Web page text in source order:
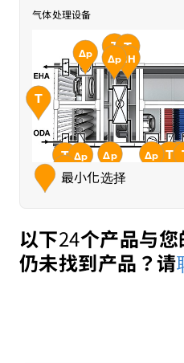
T T
基于ETA和ODA之间温差（
或焓差（Δh）的ERS逆流
Δp RH
通过EHA温度计算霜冻保护/
Δp
霜冻保护
T
启动控制；带户外空气温
补偿的温度控制
T
空气侧
T
水侧温度
水侧
Δp
空气流量控制
Δp
ERS空气泄漏控制
T
保护启动控制；带户外空气温
度补偿的温度控制
Δp
过滤器监测
RH
于ETA和ODA之间温差（ΔT）
或焓差（Δh）的HRS逆流
气体处理设备
最小化选择
以下24个产品与
仍未找到产品？请